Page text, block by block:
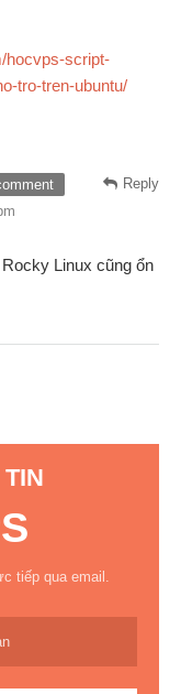
hocvps-script-
tro-tren-ubuntu/
Reply
Linux cũng ổn
tiếp qua email.